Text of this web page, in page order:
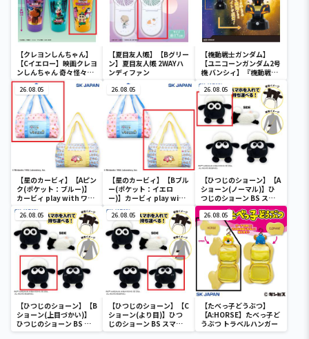
【クレヨンしんちゃん】
【Cイエロー】映画クレヨ
ンしんちゃん 奇々怪々！
オラの妖怪バケ～ション
フルカラータンブラー
【夏目友人帳】【Bグリー
ン】夏目友人帳 2WAYハ
ンディファン
【機動戦士ガンダム】
【ユニコーンガンダム2号
機 バンシィ】『機動戦士
ーライト-ユニコーンガン
ダム2号機 バンシィ（デ
ストロイモード）-
26.08.05
【星のカービィ】【Aピン
ク(ポケット：ブルー)】
カービィ play with ワド
ルディ ボストンバッグ
26.08.05
【星のカービィ】【Bブル
ー(ポケット：イエロ
ー)】カービィ play with
ワドルディ ボストンバッ
グ
26.08.05
【ひつじのショーン】【A
ショーン(ノーマル)】ひ
つじのショーン BS スマ
ホショーンルダー
26.08.05
【ひつじのショーン】【B
ショーン(上目づかい)】
ひつじのショーン BS ス
マホショーンルダー
26.08.05
【ひつじのショーン】【C
ショーン(より目)】ひつ
じのショーン BS スマホ
ショーンルダー
26.08.05
【たべっ子どうぶつ】
【A:HORSE】たべっ子ど
うぶつ トラベルハンガー